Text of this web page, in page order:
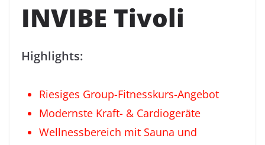
INVIBE Tivoli
Highlights:
Riesiges Group-Fitnesskurs-Angebot
Modernste Kraft- & Cardiogeräte
Wellnessbereich mit Sauna und